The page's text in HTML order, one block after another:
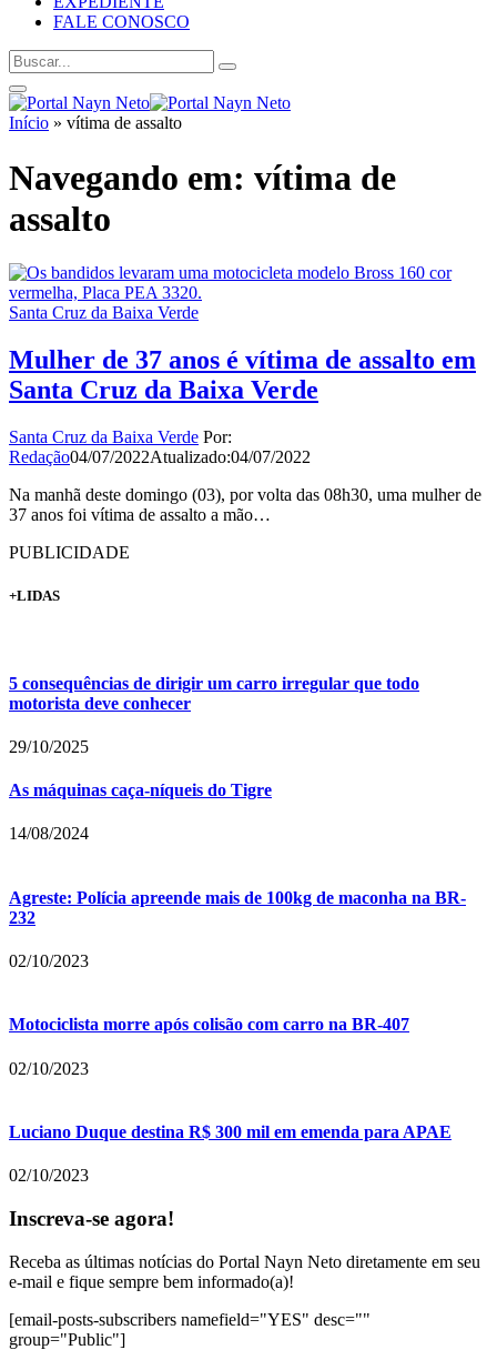
FALE CONOSCO
Início » vítima de assalto
Navegando em: vítima de
assalto
Santa Cruz da Baixa Verde
Mulher de 37 anos é vítima de assalto em
Santa Cruz da Baixa Verde
Santa Cruz da Baixa Verde Por:
Redação04/07/2022Atualizado:04/07/2022
Na manhã deste domingo (03), por volta das 08h30, uma mulher de
37 anos foi vítima de assalto a mão…
PUBLICIDADE
+LIDAS
5 consequências de dirigir um carro irregular que todo
motorista deve conhecer
29/10/2025
As máquinas caça-níqueis do Tigre
14/08/2024
Agreste: Polícia apreende mais de 100kg de maconha na BR-
232
02/10/2023
Motociclista morre após colisão com carro na BR-407
02/10/2023
Luciano Duque destina R$ 300 mil em emenda para APAE
02/10/2023
Inscreva-se agora!
Receba as últimas notícias do Portal Nayn Neto diretamente em seu
e-mail e fique sempre bem informado(a)!
[email-posts-subscribers namefield="YES" desc=""
group="Public"]